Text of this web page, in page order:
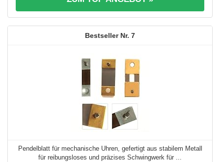
7
Pendelblatt für mechanische Uhren, gefertigt aus stabilem Metall
für reibungsloses und präzises Schwingwerk für ...